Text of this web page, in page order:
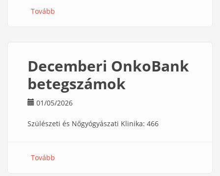
Tovább
Kórházzal)
Decemberi OnkoBank
betegszámok
01/05/2026
Szülészeti és Nőgyógyászati Klinika: 466
Tovább